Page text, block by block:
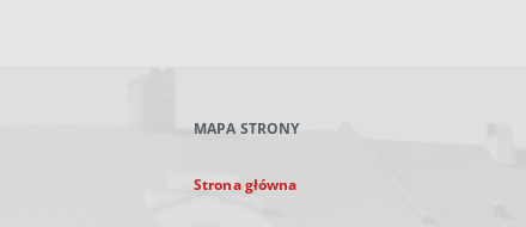
MAPA STRONY
Strona główna